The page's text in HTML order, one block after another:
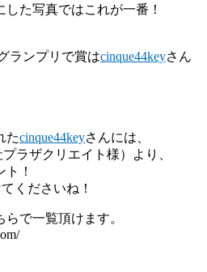
た写真ではこれが一番！
ランプリで賞はcinque44keyさん
たcinque44keyさんには、
ラザクリエイト様）より、
！
くださいね！
で一覧頂けます。